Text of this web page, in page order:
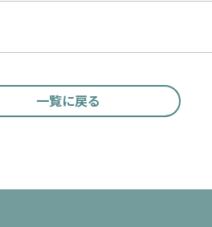
一覧に戻る